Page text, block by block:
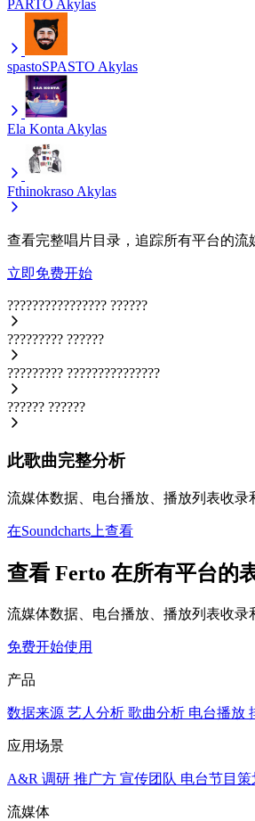
PARTO Akylas
spastoSPASTO Akylas
Ela Konta Akylas
Fthinokraso Akylas
查看完整唱片目录，追踪所有平台的流
立即免费开始
???????????????? ??????
????????? ??????
????????? ???????????????
?????? ??????
此歌曲完整分析
流媒体数据、电台播放、播放列表收录
在Soundcharts上查看
查看 Ferto 在所有平台的
流媒体数据、电台播放、播放列表收录
免费开始使用
产品
数据来源 艺人分析 歌曲分析 电台播放
应用场景
A&R 调研 推广方 宣传团队 电台节目策
流媒体